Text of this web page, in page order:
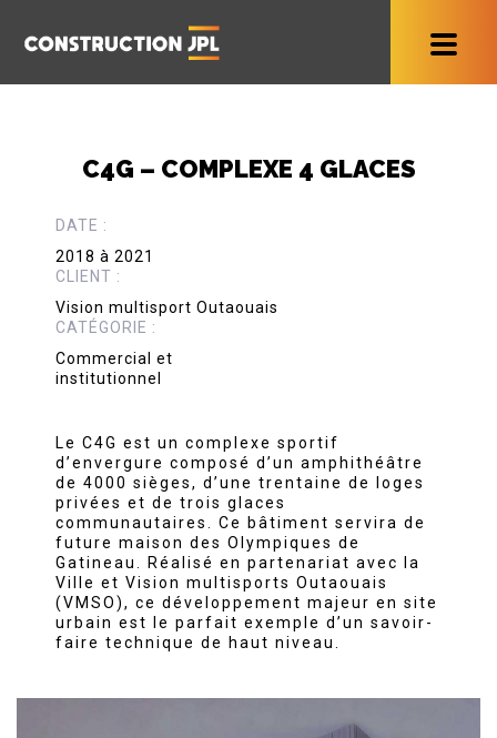
C4G – COMPLEXE 4 GLACES
DATE :
2018 à 2021
CLIENT :
Vision multisport Outaouais
CATÉGORIE :
Commercial et
institutionnel
Le C4G est un complexe sportif
d’envergure composé d’un amphithéâtre
de 4000 sièges, d’une trentaine de loges
privées et de trois glaces
communautaires. Ce bâtiment servira de
future maison des Olympiques de
Gatineau. Réalisé en partenariat avec la
Ville et Vision multisports Outaouais
(VMSO), ce développement majeur en site
urbain est le parfait exemple d’un savoir-
faire technique de haut niveau.